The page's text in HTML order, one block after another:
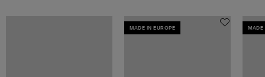
MADE IN EUROPE MADE